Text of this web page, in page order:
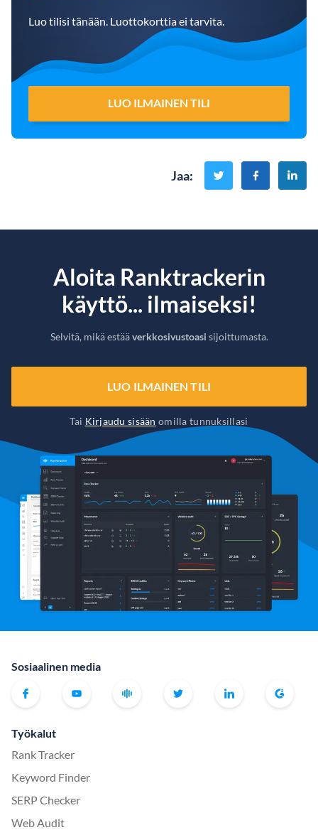
Luo tilisi tänään. Luottokorttia ei tarvita.
LUO ILMAINEN TILI
Jaa:
Aloita Ranktrackerin
käyttö... ilmaiseksi!
Selvitä, mikä estääverkkosivustoasi sijoittumasta.
LUO ILMAINEN TILI
Tai Kirjaudu sisään omilla tunnuksillasi
Sosiaalinen media
Työkalut
Rank Tracker
Keyword Finder
SERP Checker
Web Audit